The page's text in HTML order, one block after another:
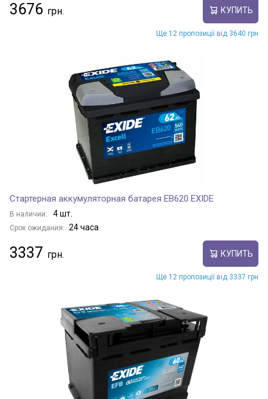
3676 КУПИТЬ
Ще 12 пропозиції від 3640 грн
Стартерная аккумуляторная батарея EB620 EXIDE
В наличии: 4 шт.
Срок ожидания: 24 часа
3337 КУПИТЬ
Ще 12 пропозиції від 3337 грн